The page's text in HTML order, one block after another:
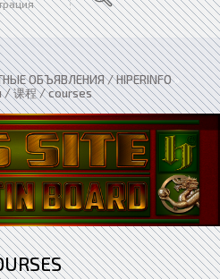
ОБЪЯВЛЕНИЯ / HIPERINFO»
/ 课程 / courses